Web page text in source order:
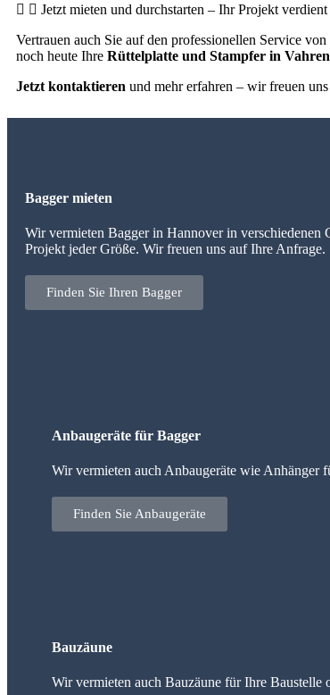
Jetzt mieten und durchstarten – Ihr Projekt
Vertrauen auch Sie auf den professionellen Service
noch heute Ihre Rüttelplatte und Stampfer in
Jetzt kontaktieren und mehr erfahren – wir freuen
Bagger mieten
Wir vermieten Bagger in Hannover in verschiedenen
Projekt jeder Größe. Wir freuen uns auf Ihre Anfrage.
Finden Sie Ihren Bagger
Anbaugeräte für Bagger
Wir vermieten auch Anbaugeräte wie Anhänger
Finden Sie Anbaugeräte
Bauzäune
Wir vermieten auch Bauzäune für Ihre Baustelle